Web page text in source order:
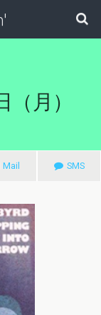
月）
Mail SMS